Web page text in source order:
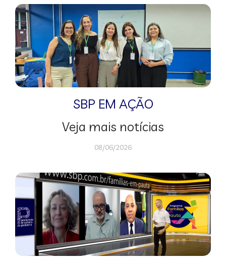
SBP EM AÇÃO
Veja mais notícias
08/06/2026